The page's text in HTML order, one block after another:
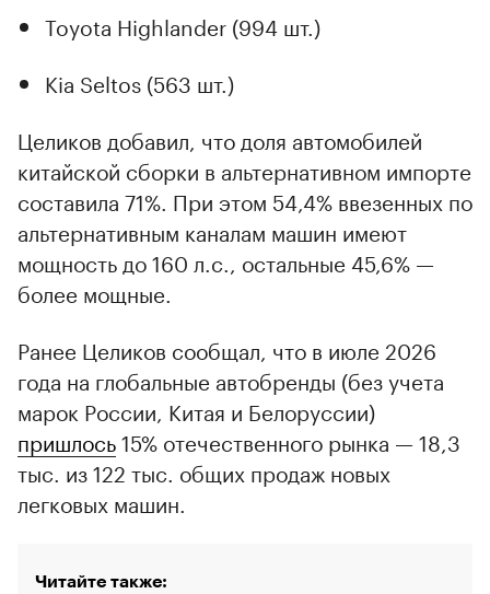
Toyota Highlander (994 шт.)
Kia Seltos (563 шт.)
Целиков добавил, что доля автомобилей
китайской сборки в альтернативном импорте
составила 71%. При этом 54,4% ввезенных по
альтернативным каналам машин имеют
мощность до 160 л.с., остальные 45,6% —
более мощные.
Ранее Целиков сообщал, что в июле 2026
года на глобальные автобренды (без учета
марок России, Китая и Белоруссии)
пришлось15% отечественного рынка — 18,3
тыс. из 122 тыс. общих продаж новых
легковых машин.
Читайте также: